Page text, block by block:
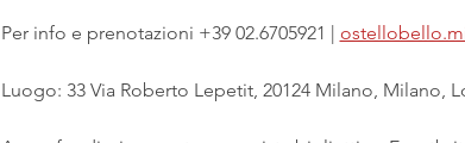
Per info e prenotazioni +39 02.6705921 |
Luogo: 33 Via Roberto Lepetit, 20124 Milano, Milano,